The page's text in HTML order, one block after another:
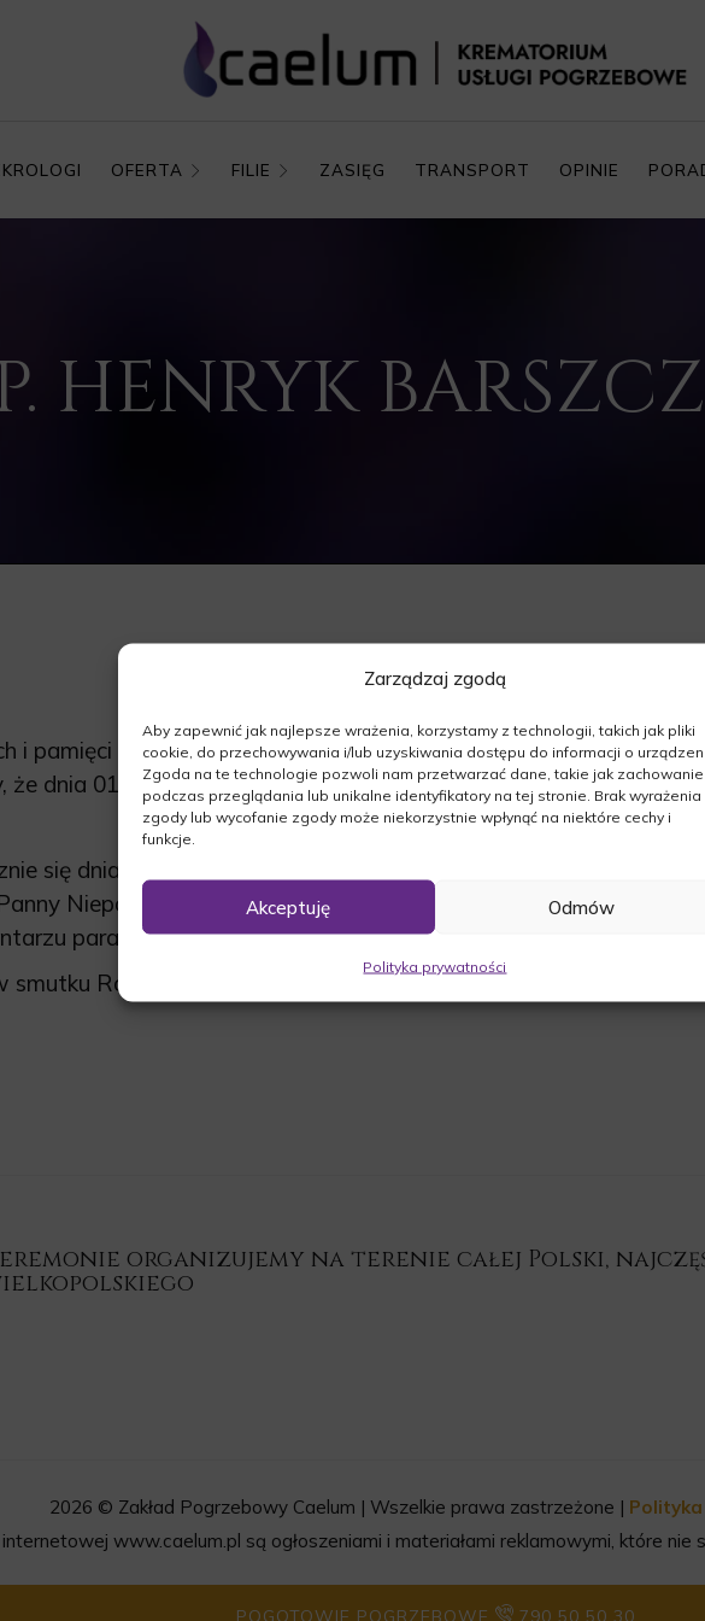
Zarządzaj zgodą
Aby zapewnić jak najlepsze wrażenia, korzystamy z technologii, takich jak pliki
cookie, do przechowywania i/lub uzyskiwania dostępu do informacji o
Zgoda na te technologie pozwoli nam przetwarzać dane, takie jak zachowanie
podczas przeglądania lub unikalne identyfikatory na tej stronie. Brak wyrażenia
zgody lub wycofanie zgody może niekorzystnie wpłynąć na niektóre cechy i
funkcje.
Akceptuję Odmów
Polityka prywatności
OFERTA FILIE ZASIĘG TRANSPORT OPINIE
POGOTOWIE POGRZEBOWE 790 50 50 30
HENRYK
i pamięci naszej.
dnia 01.05.2016r. odszedł od nas
się dnia 06.05.2016r. o godz. 11:00 mszą żałobną w
Niepokalnie Poczętej w Sierakowie. Ceremonia
parafialnym w Sierakowie po mszy świętej.
Rodzina.
organizujemy na terenie całej Polski,
2026 © Zakład Pogrzebowy Caelum | Wszelkie prawa zastrzeżone |
www.caelum.pl są ogłoszeniami i materiałami reklamowymi, które